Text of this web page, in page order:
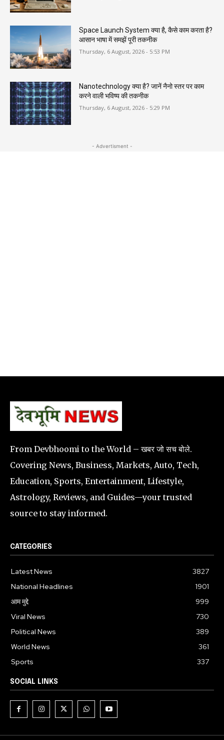
Space Launch System क्या है, कैसे काम करता है?
आसान भाषा में समझें पूरी तकनीक
Thursday, 6 August, 2026 - 5:53 PM
Nanotechnology क्या है? जानें नैनो स्तर पर काम
करने वाली भविष्य की तकनीक
Thursday, 6 August, 2026 - 5:29 PM
- Advertisment -
From Devbhoomi to the World – खबर जो सच बोले.
Covering News, Business, Markets, Auto, Tech,
Education, Sports, Entertainment, Lifestyle,
Astrology, Reviews, and Guides—your trusted
source to stay informed.
CATEGORIES
Latest News
3827
National Headlines
1901
आम मुद्दे
999
Viral News
730
Political News
389
World News
361
Sports
337
SOCIAL LINKS